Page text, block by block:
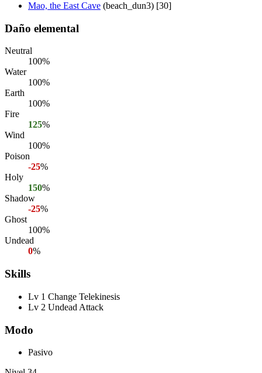
Mao, the East Cave (beach_dun3) [30]
Daño elemental
Neutral
100%
Water
100%
Earth
100%
Fire
125%
Wind
100%
Poison
-25%
Holy
150%
Shadow
-25%
Ghost
100%
Undead
0%
Skills
Lv 1 Change Telekinesis
Lv 2 Undead Attack
Modo
Pasivo